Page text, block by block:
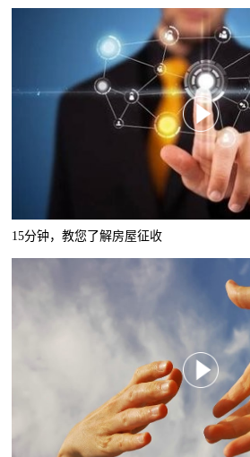
15分钟，教您了解房屋征收